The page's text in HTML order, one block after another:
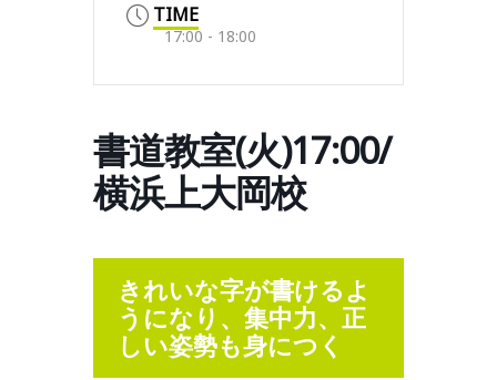
TIME
17:00 - 18:00
書道教室(火)17:00/
横浜上大岡校
きれいな字が書けるよ
うになり、集中力、正
しい姿勢も身につく